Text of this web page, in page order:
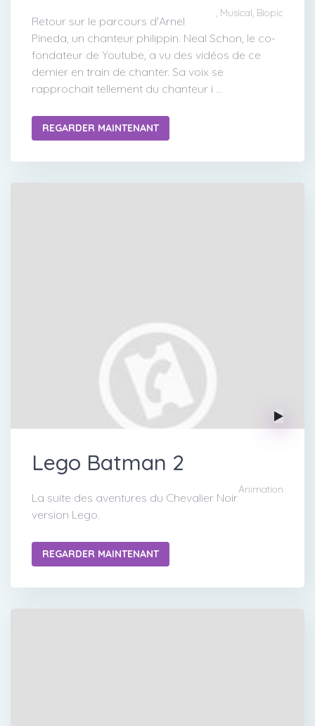
, Musical, Biopic
Retour sur le parcours d'Arnel
Pineda, un chanteur philippin. Neal Schon, le co-
fondateur de Youtube, a vu des vidéos de ce
dernier en train de chanter. Sa voix se
rapprochait tellement du chanteur i ...
REGARDER MAINTENANT
Lego Batman 2
Animation
La suite des aventures du Chevalier Noir
version Lego.
REGARDER MAINTENANT